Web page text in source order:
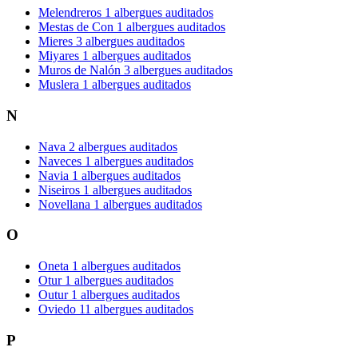
Melendreros 1 albergues auditados
Mestas de Con 1 albergues auditados
Mieres 3 albergues auditados
Miyares 1 albergues auditados
Muros de Nalón 3 albergues auditados
Muslera 1 albergues auditados
N
Nava 2 albergues auditados
Naveces 1 albergues auditados
Navia 1 albergues auditados
Niseiros 1 albergues auditados
Novellana 1 albergues auditados
O
Oneta 1 albergues auditados
Otur 1 albergues auditados
Outur 1 albergues auditados
Oviedo 11 albergues auditados
P